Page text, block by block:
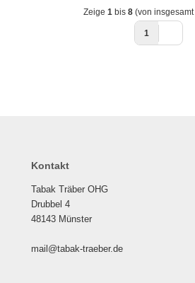
Zeige 1bis 8(von insgesamt
1
Kontakt
Tabak Träber OHG
Drubbel 4
48143 Münster
mail@tabak-traeber.de